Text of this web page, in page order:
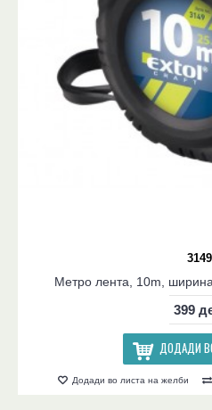
3149
Метро лента, 10m,
399
ДОДАДИ
Додади во листа на желби